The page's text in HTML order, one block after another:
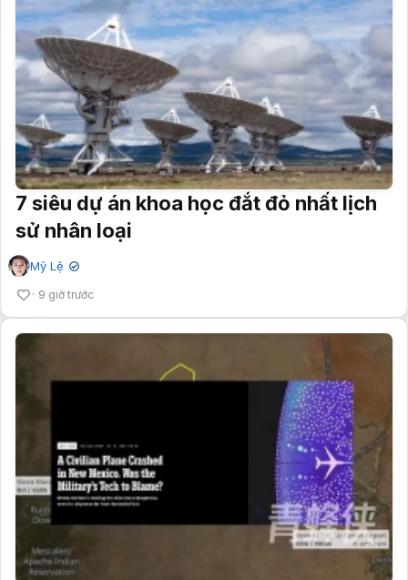
7 siêu dự án khoa học đắt đỏ nhất lịch
sử nhân loại
Mỹ Lệ ✔
9 giờ trước